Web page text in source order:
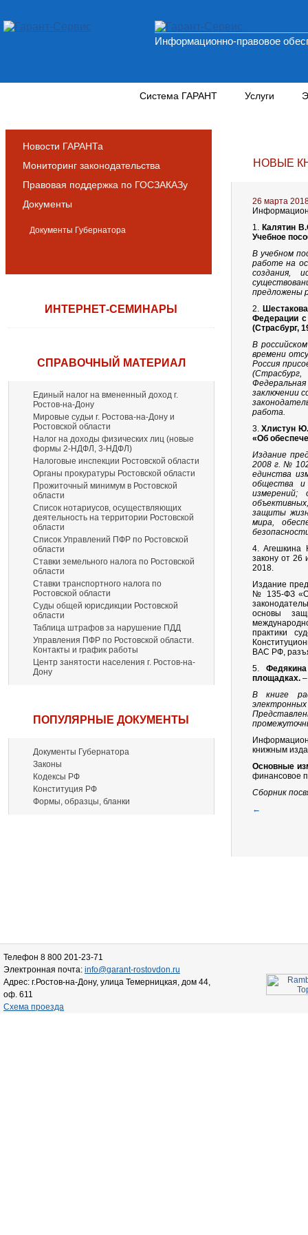
Информационно-правовое
Система ГАРАНТ Услуги
Новости ГАРАНТа
Мониторинг законодательства
Правовая поддержка по ГОСЗАКАЗу
Документы
Документы Губернатора
ИНТЕРНЕТ-СЕМИНАРЫ
СПРАВОЧНЫЙ МАТЕРИАЛ
Единый налог на вмененный доход г.
Ростов-на-Дону
Мировые судьи г. Ростова-на-Дону и
Ростовской области
Налог на доходы физических лиц (новые
формы 2-НДФЛ, 3-НДФЛ)
Налоговые инспекции Ростовской области
Органы прокуратуры Ростовской области
Прожиточный минимум в Ростовской
области
Список нотариусов, осуществляющих
деятельность на территории Ростовской
области
Список Управлений ПФР по Ростовской
области
Ставки земельного налога по Ростовской
области
Ставки транспортного налога по
Ростовской области
Суды общей юрисдикции Ростовской
области
Таблица штрафов за нарушение ПДД
Управления ПФР по Ростовской области.
Контакты и график работы
Центр занятости населения г. Ростов-на-
Дону
ПОПУЛЯРНЫЕ ДОКУМЕНТЫ
Документы Губернатора
Законы
Кодексы РФ
Конституция РФ
Формы, образцы, бланки
НОВЫЕ
26 марта
1. Калятин
Учебное
В учебном
работе на
создания,
предложены
2.
Федерации
(Страсбург,
В
времени
Россия
(Страсбург,
Федеральная
заключении
работа.
3.Хлистун
«Об
Издание
2008 г. №
единства
общества и
измерений;
защиты
мира,
4. Агешкина
закону от
2018.
Издание
№ 135-ФЗ «О
основы
практики
ВАС РФ,
5.
площадках.
В книге
книжным
Основные
финансовое
Сборник
←
Телефон 8 800 201-23-71
Электронная почта: info@garant-rostovdon.ru
Адрес: г.Ростов-на-Дону, улица Темерницкая, дом 44,
оф. 611
Схема проезда